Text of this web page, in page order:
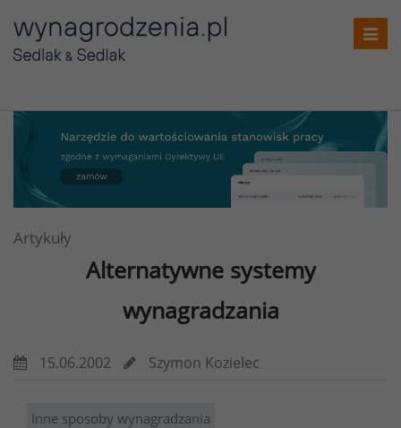
Artykuły
Alternatywne systemy
wynagradzania
15.06.2002 Szymon Kozielec
Inne sposoby wynagradzania